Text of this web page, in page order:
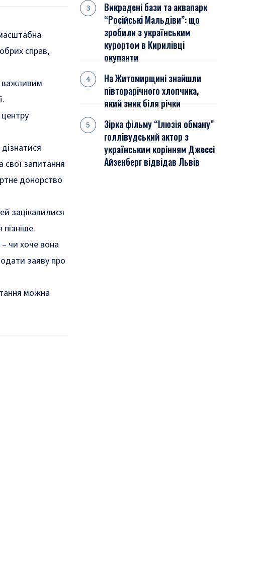
справ,
важливим
.
свої запитання
донорство
зацікавилися
чи хоче вона
заяву про
можна
Викрадені бази та аквапарк
“Російські Мальдіви”: що
зробили з українським
курортом в Кирилівці
окупанти
На Житомирщині знайшли
півторарічного хлопчика,
який зник біля річки
Зірка фільму “Ілюзія обману”
голлівудський актор з
українським корінням Джессі
Айзенберг відвідав Львів